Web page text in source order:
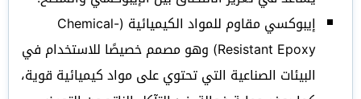
إيبوكسي مقاوم للمواد الكيميائية (Chemical-
Resistant Epoxy) وهو مصمم خصيصًا للاستخدام في
البيئات الصناعية التي تحتوي على مواد كيميائية قوية،